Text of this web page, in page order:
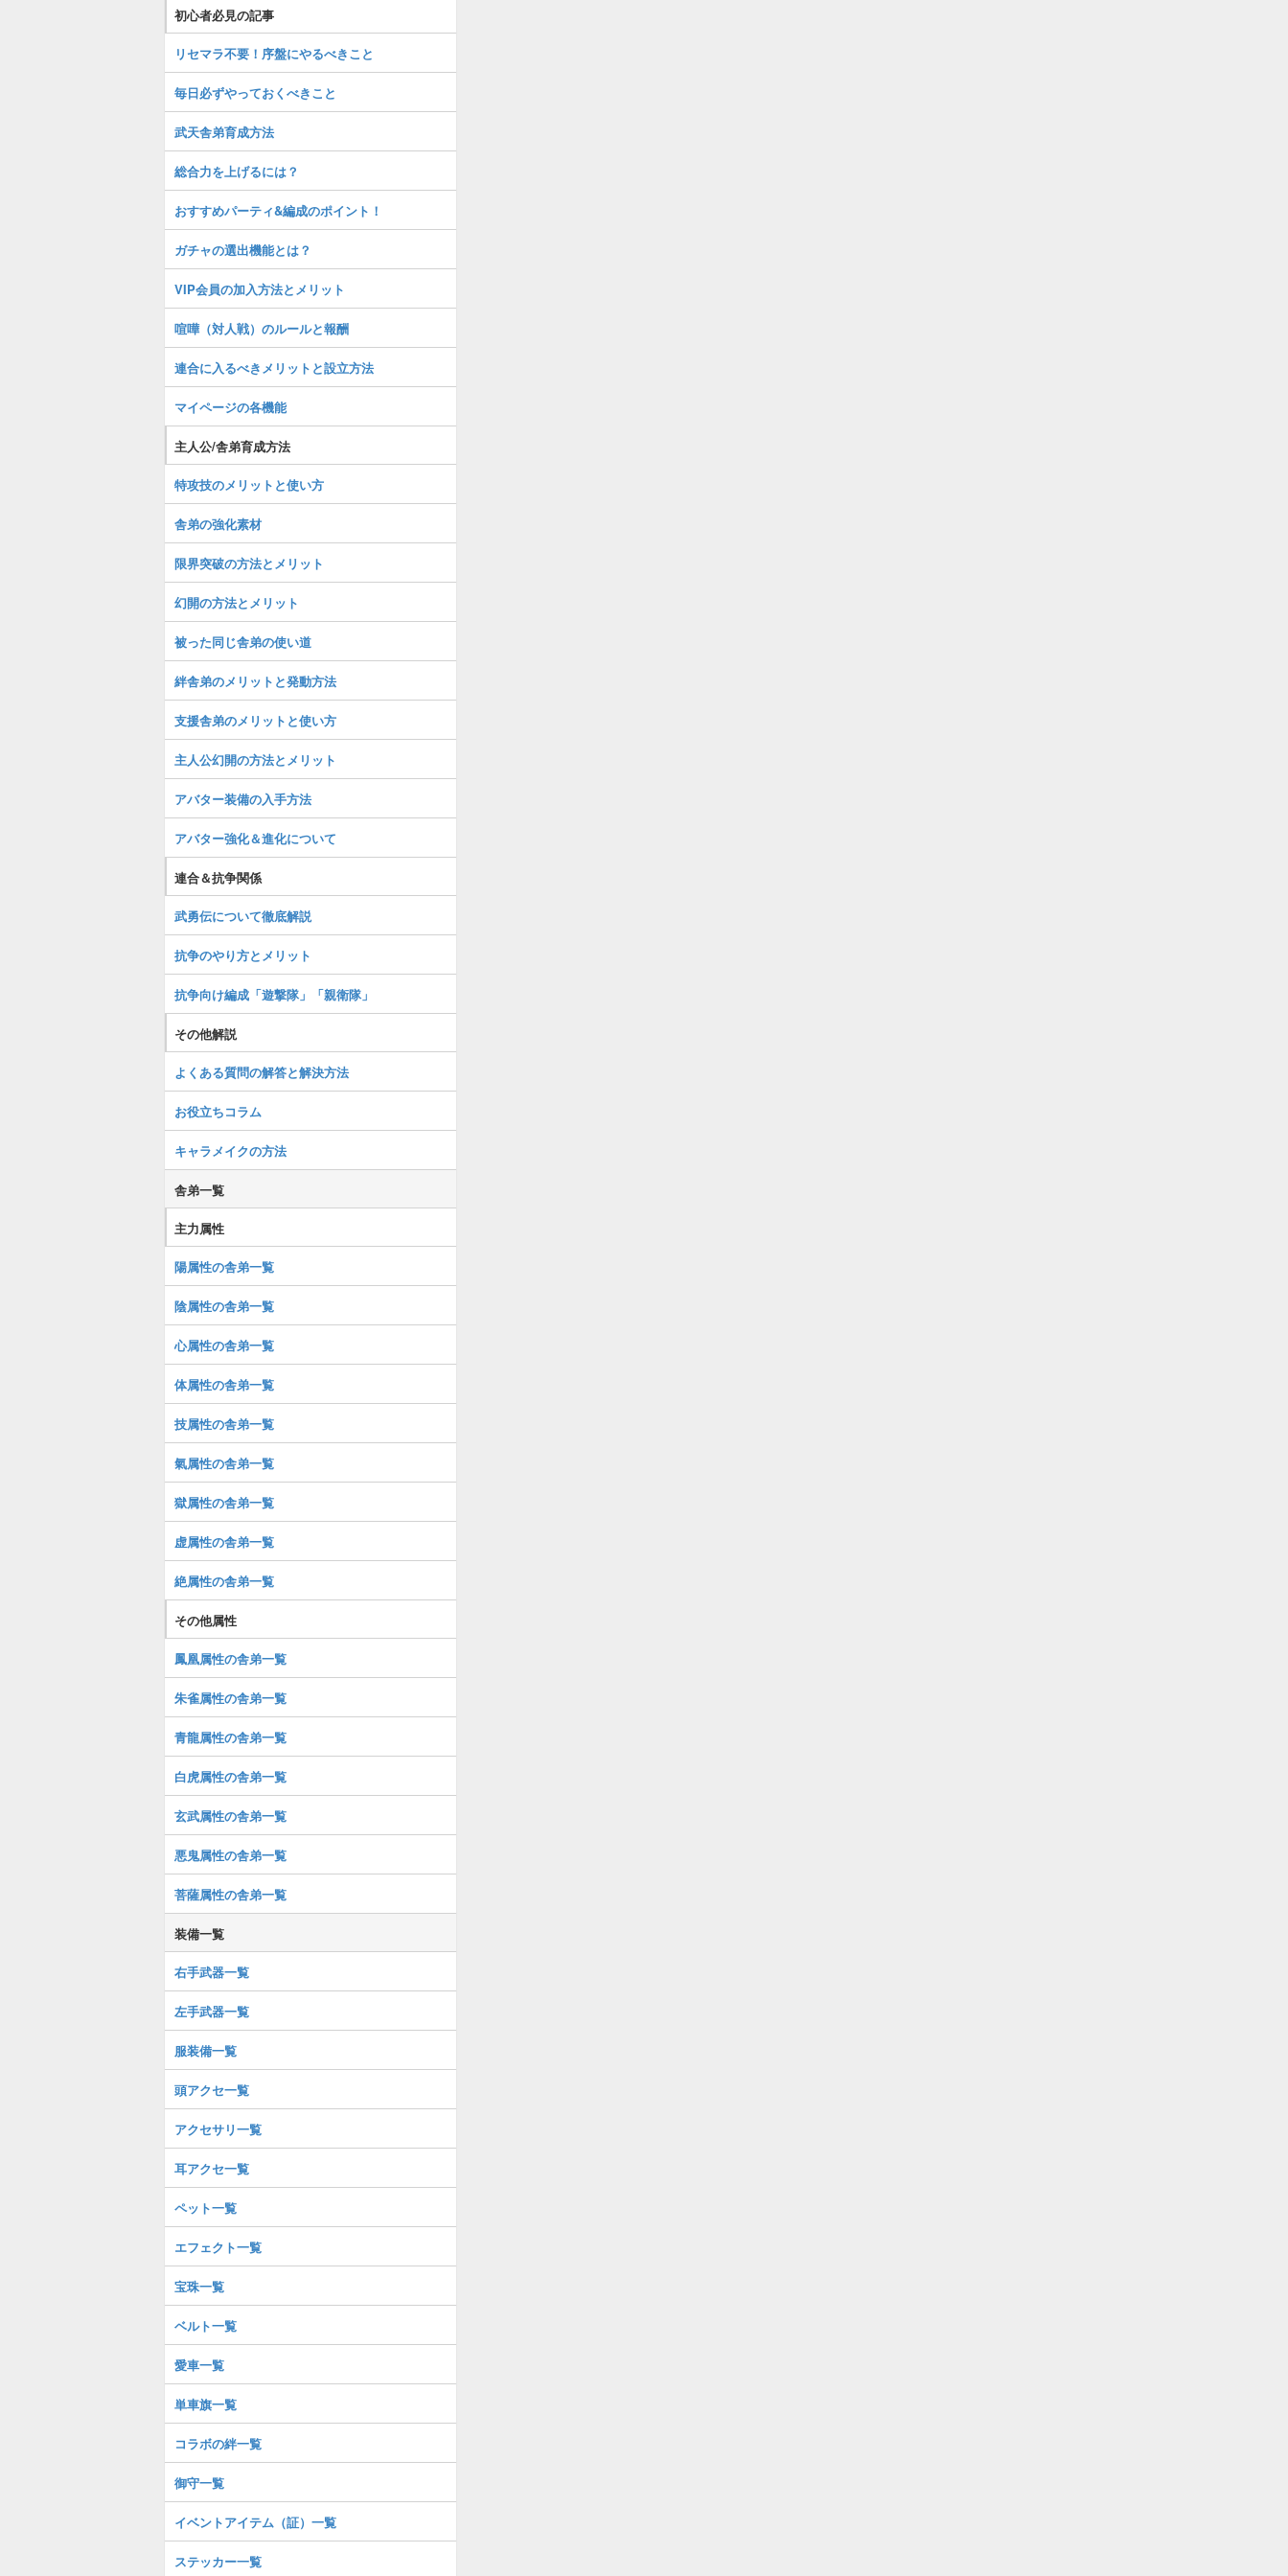
初心者必見の記事
リセマラ不要！序盤にやるべきこと
毎日必ずやっておくべきこと
武天舎弟育成方法
総合力を上げるには？
おすすめパーティ&編成のポイント！
ガチャの選出機能とは？
VIP会員の加入方法とメリット
喧嘩（対人戦）のルールと報酬
連合に入るべきメリットと設立方法
マイページの各機能
主人公/舎弟育成方法
特攻技のメリットと使い方
舎弟の強化素材
限界突破の方法とメリット
幻開の方法とメリット
被った同じ舎弟の使い道
絆舎弟のメリットと発動方法
支援舎弟のメリットと使い方
主人公幻開の方法とメリット
アバター装備の入手方法
アバター強化＆進化について
連合＆抗争関係
武勇伝について徹底解説
抗争のやり方とメリット
抗争向け編成「遊撃隊」「親衛隊」
その他解説
よくある質問の解答と解決方法
お役立ちコラム
キャラメイクの方法
舎弟一覧
主力属性
陽属性の舎弟一覧
陰属性の舎弟一覧
心属性の舎弟一覧
体属性の舎弟一覧
技属性の舎弟一覧
氣属性の舎弟一覧
獄属性の舎弟一覧
虚属性の舎弟一覧
絶属性の舎弟一覧
その他属性
鳳凰属性の舎弟一覧
朱雀属性の舎弟一覧
青龍属性の舎弟一覧
白虎属性の舎弟一覧
玄武属性の舎弟一覧
悪鬼属性の舎弟一覧
菩薩属性の舎弟一覧
装備一覧
右手武器一覧
左手武器一覧
服装備一覧
頭アクセ一覧
アクセサリ一覧
耳アクセ一覧
ペット一覧
エフェクト一覧
宝珠一覧
ベルト一覧
愛車一覧
単車旗一覧
コラボの絆一覧
御守一覧
イベントアイテム（証）一覧
ステッカー一覧